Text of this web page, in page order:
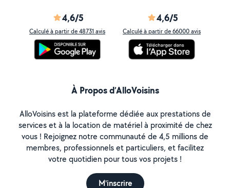
4,6/5
Calculé à partir de 48731 avis
4,6/5
Calculé à partir de 66000 avis
À Propos d’AlloVoisins
AlloVoisins est la plateforme dédiée aux prestations de
services et à la location de matériel à proximité de chez
vous ! Rejoignez notre communauté de 4,5 millions de
membres, professionnels et particuliers, et facilitez
votre quotidien pour tous vos projets !
M'inscrire